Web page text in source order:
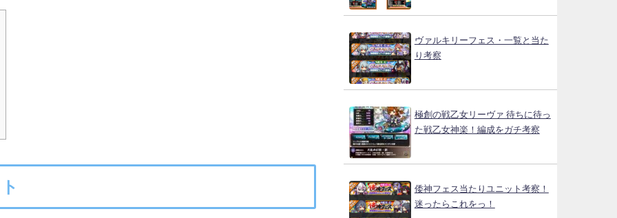
ヴァルキリーフェス・一覧と当た
り考察
極創の戦乙女リーヴァ 待ちに待っ
た戦乙女神楽！編成をガチ考察
倭神フェス当たりユニット考察！
迷ったらこれをっ！